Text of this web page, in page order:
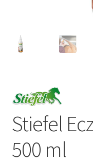
Warenkorb
Zahlungsweisen
Stiefel
500 ml